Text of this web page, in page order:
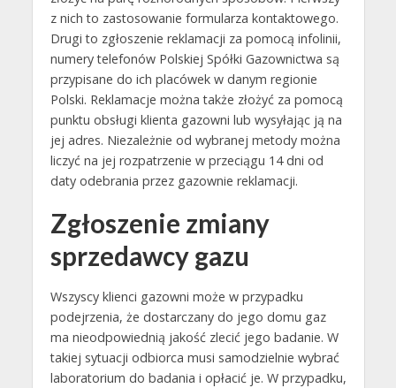
z nich to zastosowanie formularza kontaktowego.
Drugi to zgłoszenie reklamacji za pomocą infolinii,
numery telefonów Polskiej Spółki Gazownictwa są
przypisane do ich placówek w danym regionie
Polski. Reklamacje można także złożyć za pomocą
punktu obsługi klienta gazowni lub wysyłając ją na
jej adres. Niezależnie od wybranej metody można
liczyć na jej rozpatrzenie w przeciągu 14 dni od
daty odebrania przez gazownie reklamacji.
Zgłoszenie zmiany
sprzedawcy gazu
Wszyscy klienci gazowni może w przypadku
podejrzenia, że dostarczany do jego domu gaz
ma nieodpowiednią jakość zlecić jego badanie. W
takiej sytuacji odbiorca musi samodzielnie wybrać
laboratorium do badania i opłacić je. W przypadku,